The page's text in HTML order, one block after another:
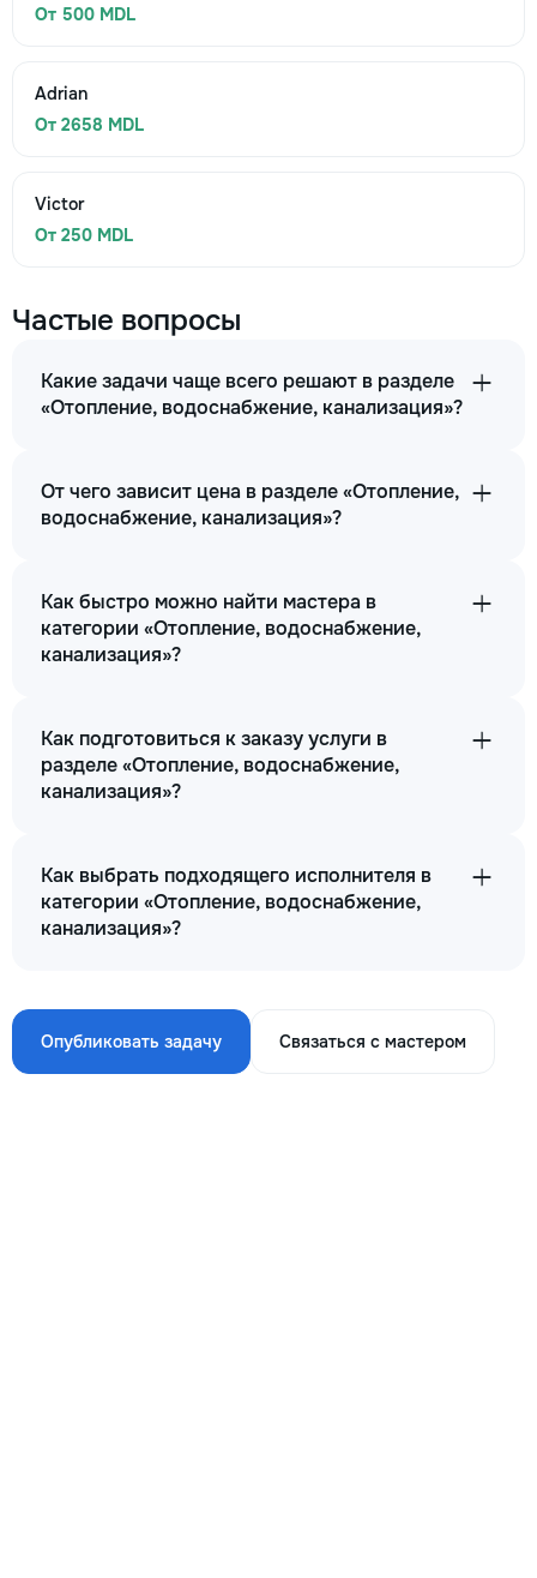
От 500 MDL
Adrian
От 2658 MDL
Victor
От 250 MDL
Частые вопросы
Какие задачи чаще всего решают в разделе
«Отопление, водоснабжение, канализация»?
От чего зависит цена в разделе «Отопление,
водоснабжение, канализация»?
Как быстро можно найти мастера в
категории «Отопление, водоснабжение,
канализация»?
Как подготовиться к заказу услуги в
разделе «Отопление, водоснабжение,
канализация»?
Как выбрать подходящего исполнителя в
категории «Отопление, водоснабжение,
канализация»?
Опубликовать задачу Связаться с мастером